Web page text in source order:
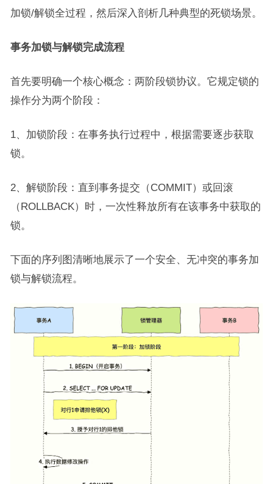
加锁/解锁全过程，然后深入剖析几种典型的死锁场景。
事务加锁与解锁完成流程
首先要明确一个核心概念：两阶段锁协议。它规定锁的
操作分为两个阶段：
1、加锁阶段：在事务执行过程中，根据需要逐步获取
锁。
2、解锁阶段：直到事务提交（COMMIT）或回滚
（ROLLBACK）时，一次性释放所有在该事务中获取的
锁。
下面的序列图清晰地展示了一个安全、无冲突的事务加
锁与解锁流程。